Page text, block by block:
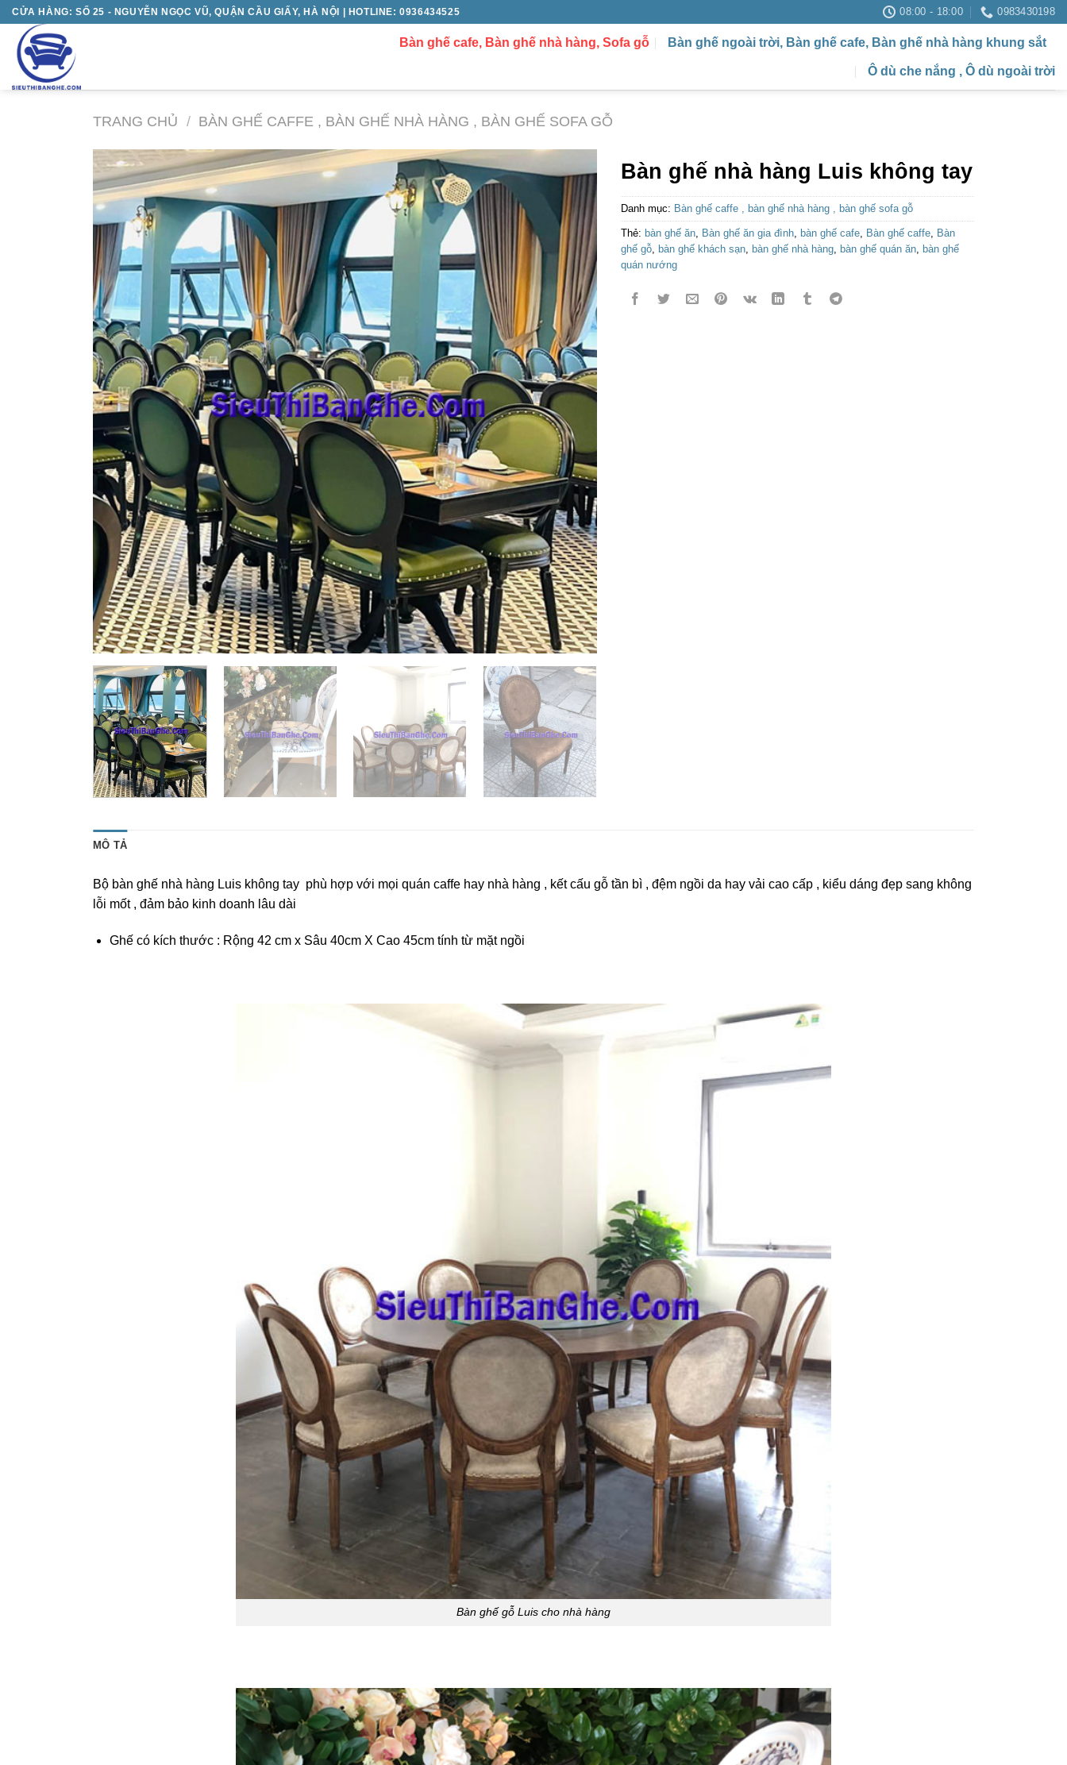
Chuyển
dung
CỬA HÀNG: SỐ 25 - NGUYỄN NGỌC VŨ, QUẬN CẦU GIẤY, HÀ NỘI | HOTLINE: 0936434525 08:00 - 18:00 0983430198
Bàn ghế cafe, Bàn ghế nhà hàng, Sofa gỗ Bàn ghế ngoài trời, Bàn ghế cafe, Bàn ghế nhà hàng khung sắt
Ô dù che nắng , Ô dù ngoài trời
TRANG CHỦ / BÀN GHẾ CAFFE , BÀN GHẾ NHÀ HÀNG , BÀN GHẾ SOFA GỖ
Bàn ghế nhà hàng Luis không tay
Danh mục: Bàn ghế caffe , bàn ghế nhà hàng , bàn ghế sofa gỗ
Thẻ: bàn ghế ăn Bàn ghế ăn gia đình bàn ghế cafe Bàn ghế caffe Bàn
ghế gỗ bàn ghế khách sạn bàn ghế nhà hàng bàn ghế quán ăn bàn ghế
quán nướng
MÔ TẢ
Bộ bàn ghế nhà hàng Luis không tay phù hợp với mọi quán caffe hay nhà hàng , kết cấu gỗ tần bì , đệm ngồi da hay vải cao cấp , kiểu dáng đẹp sang không
lỗi mốt , đảm bảo kinh doanh lâu dài
Ghế có kích thước : Rộng 42 cm x Sâu 40cm X Cao 45cm tính từ mặt ngồi
Bàn ghế gỗ Luis cho nhà hàng